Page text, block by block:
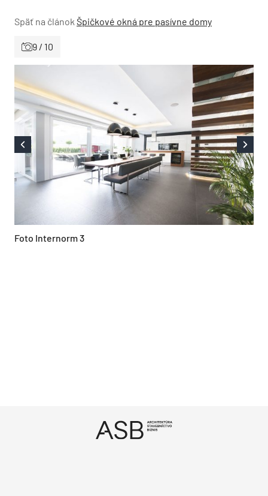
Späť na článok Špičkové okná pre pasívne domy
9 / 10
Foto Internorm 3